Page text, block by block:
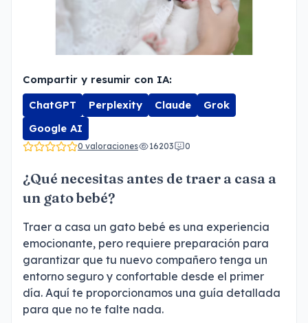
Compartir y resumir con IA:
ChatGPT
Perplexity Claude
Grok
Google AI
0 valoraciones 16203 0
¿Qué necesitas antes de traer a casa a
un gato bebé?
Traer a casa un gato bebé es una experiencia
emocionante, pero requiere preparación para
garantizar que tu nuevo compañero tenga un
entorno seguro y confortable desde el primer
día. Aquí te proporcionamos una guía detallada
para que no te falte nada.